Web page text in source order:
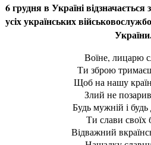
6 грудня в Україні
усіх українських
Воїне, лицарю
Ти зброю
Щоб на нашу
Злий не
Будь мужній і
Ти слави своїх
Відважний